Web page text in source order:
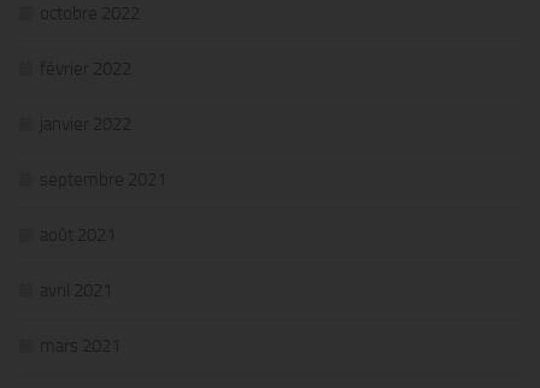
octobre 2022
février 2022
janvier 2022
septembre 2021
août 2021
avril 2021
mars 2021